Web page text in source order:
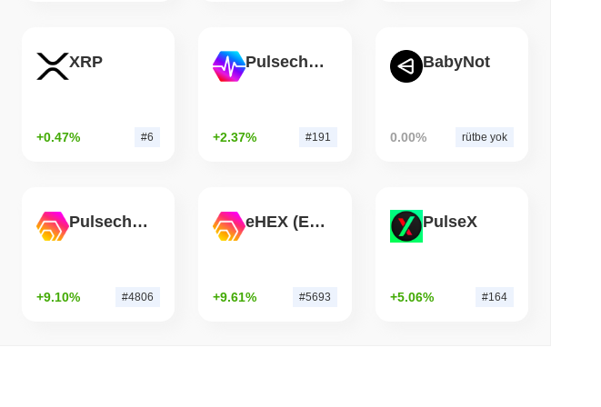
STABLECOINS VISA
Western Union, Dolar Havale İşlemlerini Anlık Visa Harcama Gücüne
XRP
+0.47% #6
Pulsechain
+2.37% #191
BabyNot
0.00% rütbe yok
Pulsechain Bridged HEX (Pulsechain)
+9.10% #4806
eHEX (Ethereum)
+9.61% #5693
PulseX
+5.06% #164